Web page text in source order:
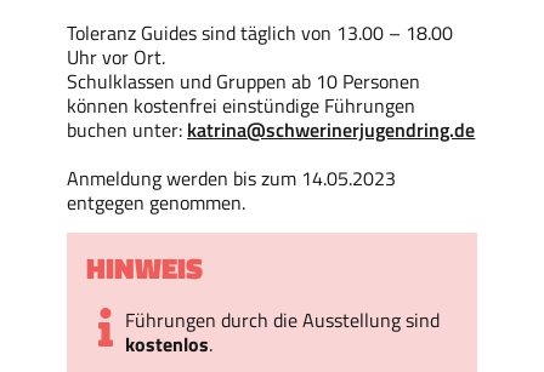
Toleranz Guides sind täglich von 13.00 – 18.00
Uhr vor Ort.
Schulklassen und Gruppen ab 10 Personen
können kostenfrei einstündige Führungen
buchen unter: katrina@schwerinerjugendring.de
Anmeldung werden bis zum 14.05.2023
entgegen genommen.
HINWEIS
Führungen durch die Ausstellung sind
kostenlos.